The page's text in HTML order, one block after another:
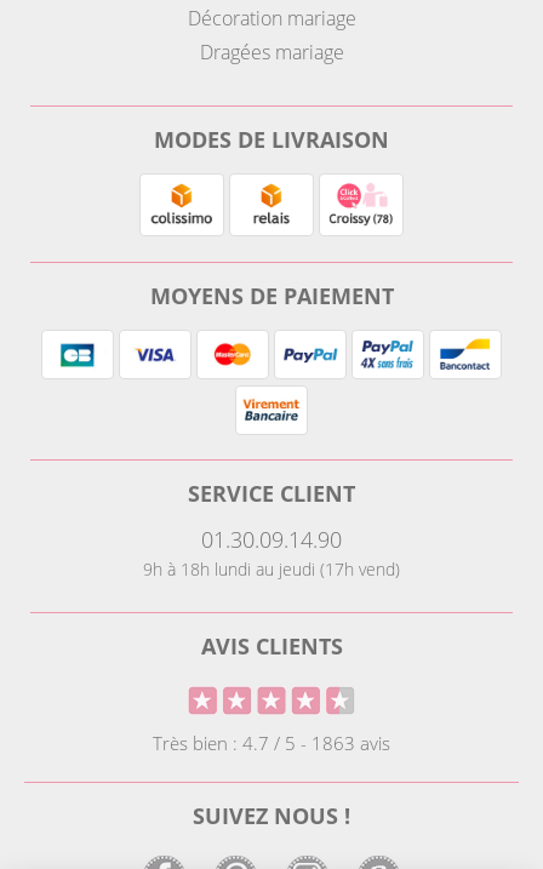
Décoration mariage
Dragées mariage
MODES DE LIVRAISON
MOYENS DE PAIEMENT
SERVICE CLIENT
01.30.09.14.90
9h à 18h lundi au jeudi (17h vend)
AVIS CLIENTS
Très bien : 4.7 / 5 - 1863 avis
SUIVEZ NOUS !